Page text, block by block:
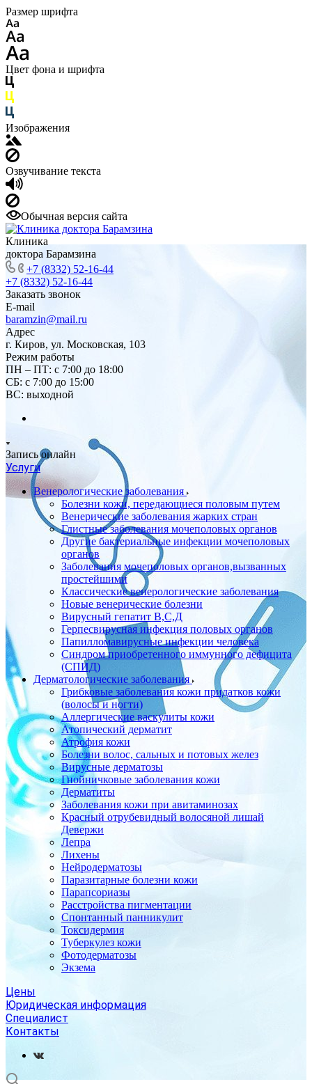
Размер шрифта
Цвет фона и шрифта
Изображения
Озвучивание текста
Обычная версия сайта
Клиника
доктора Барамзина
+7 (8332) 52-16-44
+7 (8332) 52-16-44
Заказать звонок
E-mail
baramzin@mail.ru
Адрес
г. Киров, ул. Московская, 103
Режим работы
ПН – ПТ: с 7:00 до 18:00
СБ: с 7:00 до 15:00
ВС: выходной
Запись онлайн
Услуги
Венерологические заболевания
Болезни кожи, передающиеся половым путем
Венерические заболевания жарких стран
Глистные заболевания мочеполовых органов
Другие бактериальные инфекции мочеполовых
органов
Заболевания мочеполовых органов,вызванных
простейшими
Классические венерологические заболевания
Новые венерические болезни
Вирусный гепатит В,С,Д
Герпесвирусная инфекция половых органов
Папилломавирусные инфекции человека
Синдром приобретенного иммунного дефицита
(СПИД)
Дерматологические заболевания
Грибковые заболевания кожи придатков кожи
(волосы и ногти)
Аллергические васкулиты кожи
Атопический дерматит
Атрофия кожи
Болезни волос, сальных и потовых желез
Вирусные дерматозы
Гнойничковые заболевания кожи
Дерматиты
Заболевания кожи при авитаминозах
Красный отрубевидный волосяной лишай
Девержи
Лепра
Лихены
Нейродерматозы
Паразитарные болезни кожи
Парапсориазы
Расстройства пигментации
Спонтанный панникулит
Токсидермия
Туберкулез кожи
Фотодерматозы
Экзема
Цены
Юридическая информация
Специалист
Контакты